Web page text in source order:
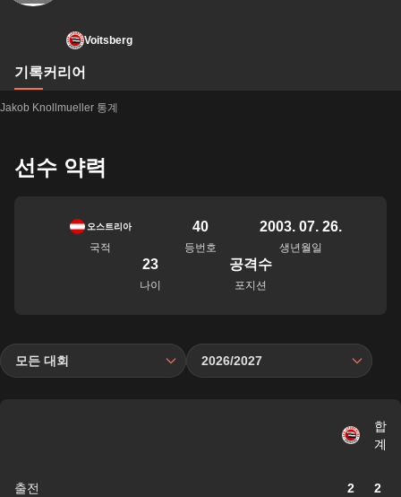
Voitsberg
기록커리어
Jakob Knollmueller 통계
선수 약력
오스트리아
국적
40
등번호
2003. 07. 26.
생년월일
23
나이
공격수
포지션
모든 대회 2026/2027
합
계
출전 2 2